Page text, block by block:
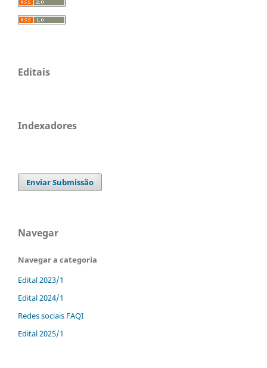
Editais
Indexadores
Enviar Submissão
Navegar
Navegar a categoria
Edital 2023/1
Edital 2024/1
Redes sociais FAQI
Edital 2025/1